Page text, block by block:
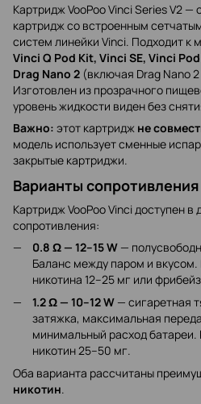
Картридж VooPoo Vinci Series V2
картридж со встроенным
систем линейки Vinci. Подходит к
Vinci Q Pod Kit, Vinci SE, Vinci
Drag Nano 2 (включая Drag Nano
Изготовлен из прозрачного
уровень жидкости виден без
Важно: этот картридж не
модель использует сменные
закрытые картриджи.
Варианты
Картридж VooPoo Vinci доступен в
сопротивления:
0.8 Ω — 12–15 W —
Баланс между паром и
никотина 12–25 мг или
1.2 Ω — 10–12 W — сигаретная
затяжка, максимальная
минимальный расход
никотин 25–50 мг.
Оба варианта рассчитаны
никотин.